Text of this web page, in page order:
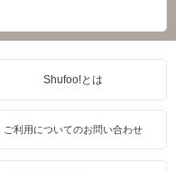
Shufoo!とは
ご利用についてのお問い合わせ